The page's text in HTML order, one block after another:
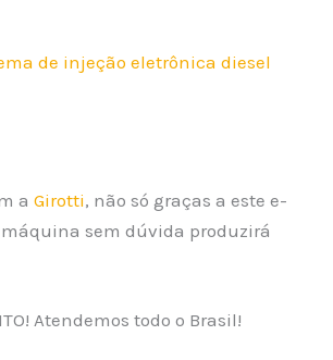
de injeção eletrônica diesel
a Girotti, não só graças a este e-
sem dúvida produzirá
Atendemos todo o Brasil!